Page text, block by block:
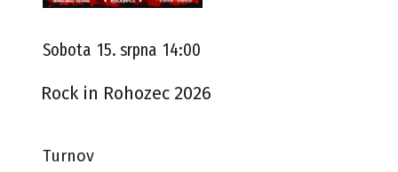
Sobota 15. srpna 14:00
Rock in Rohozec 2026
Turnov